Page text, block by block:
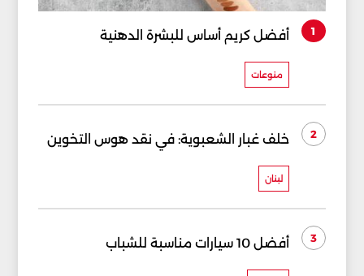
1 أفضل كريم أساس للبشرة الدهنية
منوعات
2 خلف غبار الشعبوية: في نقد هوس التخوين
لبنان
3 أفضل 10 سيارات مناسبة للشباب